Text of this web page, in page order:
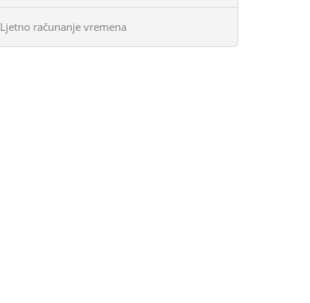
Ljetno računanje vremena